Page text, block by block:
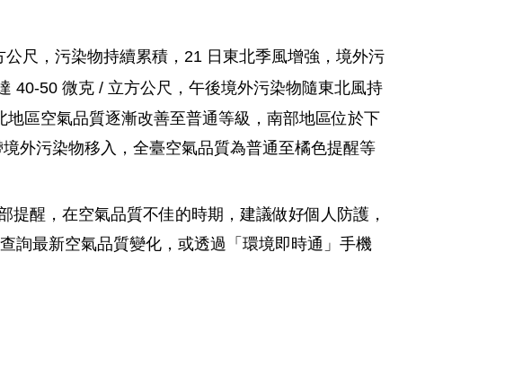
尺，污染物持續累積，21 日東北季風增強，境外污
40-50 微克 / 立方公尺，午後境外污染物隨東北風持
區空氣品質逐漸改善至普通等級，南部地區位於下
外污染物移入，全臺空氣品質為普通至橘色提醒等
醒，在空氣品質不佳的時期，建議做好個人防護，
詢最新空氣品質變化，或透過「環境即時通」手機